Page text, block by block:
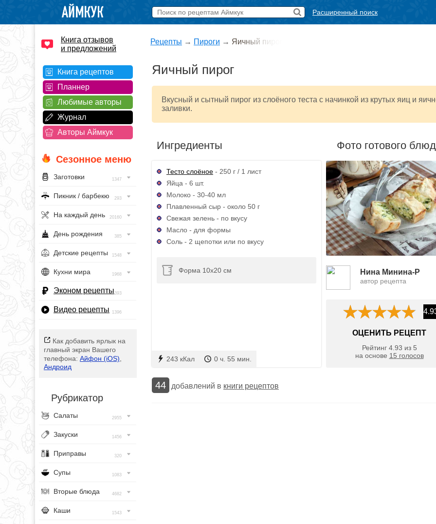
Расширенный поиск
Книга отзывов
и предложений
Книга рецептов
Планнер
Любимые авторы
Журнал
Авторы Аймкук
Сезонное меню
Заготовки 1347
Пикник / барбекю 293
На каждый день 20160
День рождения 385
Детские рецепты 1548
Кухни мира 1968
Эконом рецепты393
Видео рецепты 1396
Как добавить ярлык на
главный экран Вашего
телефона: Айфон (iOS)
Андроид
Рубрикатор
Салаты 2955
Закуски 1456
Приправы 320
Супы 1083
Вторые блюда 4682
Каши 1543
Рецепты → Пироги → Яичный пирог
Яичный пирог
Вкусный и сытный пирог из слоёного теста с начинкой из крутых яиц и
заливки.
Ингредиенты
Тесто слоёное - 250 г / 1 лист
Яйца - 6 шт.
Молоко - 30-40 мл
Плавленный сыр - около 50 г
Свежая зелень - по вкусу
Масло - для формы
Соль - 2 щепотки или по вкусу
Форма 10x20 см
243 кКал 0 ч. 55 мин.
Фото готового
Нина Минина-Р
автор рецепта
ОЦЕНИТЬ РЕЦЕПТ
Рейтинг 4.93 из 5
на основе 15 голосов
44 добавлений в книги рецептов